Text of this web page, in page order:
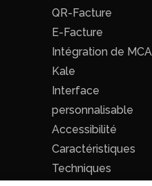
QR-Facture
E-Facture
Intégration de MCA
Kale
Interface
personnalisable
Accessibilité
Caractéristiques
Techniques